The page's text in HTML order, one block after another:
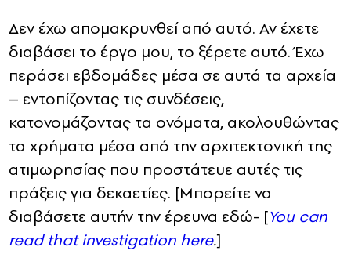
Δεν έχω απομακρυνθεί από αυτό. Αν έχετε
διαβάσει το έργο μου, το ξέρετε αυτό. Έχω
περάσει εβδομάδες μέσα σε αυτά τα αρχεία
– εντοπίζοντας τις συνδέσεις,
κατονομάζοντας τα ονόματα, ακολουθώντας
τα χρήματα μέσα από την αρχιτεκτονική της
ατιμωρησίας που προστάτευε αυτές τις
πράξεις για δεκαετίες. [Μπορείτε να
διαβάσετε αυτήν την έρευνα εδώ- [You can
read that investigation here.]